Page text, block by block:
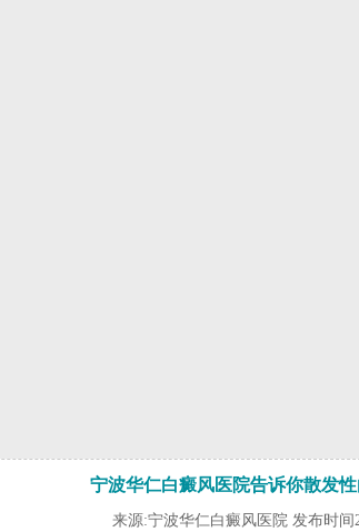
宁波华仁白癜风医院告诉你散发
来源:宁波华仁白癜风医院 发布时间